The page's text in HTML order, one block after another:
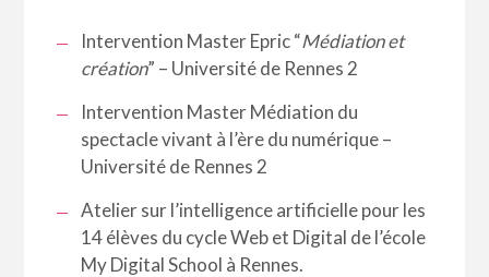
Intervention Master Epric “Médiation et
création” – Université de Rennes 2
Intervention Master Médiation du
spectacle vivant à l’ère du numérique –
Université de Rennes 2
Atelier sur l’intelligence artificielle pour les
14 élèves du cycle Web et Digital de l’école
My Digital School à Rennes.